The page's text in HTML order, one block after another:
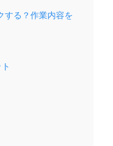
する？作業内容を